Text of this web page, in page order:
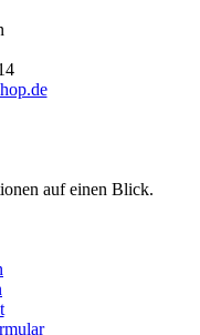
auf einen Blick.